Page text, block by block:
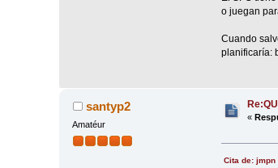
o juegan
Cuando
planificaría:
santyp2
Amatéur
«
Cita de: jmpn